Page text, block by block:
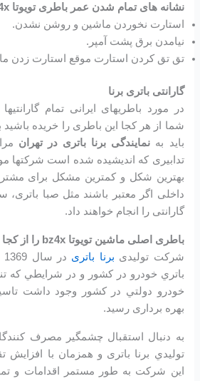
نشانه های تمام شدن عمر باطری تویوتا bz4x
استارت نخوردن ماشین و روشن نشدن.
نیامدن برق پشت آمپر.
تق تق کردن استارت موقع استارت زدن
گارانتی باتری برنا
در مورد باطریهای ایرانی تمام
شما از هر کجا این باطری را خریده باشید
باید به نمایندگی برنا باتری در تهران
تدابیری که اندیشیده شده است شرکتها
بهترین شکل و کمترین مشکل برای
داخلی اگر معتبر باشند مثل صبا باتری،
گارانتی را انجام خواهند داد.
باطری اصلی ماشین تویوتا bz4x را از کجا بخریم؟
شرکت تولیدی برنا باتری
باتري خودرو در كشور و در شرايطي كه
بهره برداری رسید.
به دنبال استقبال چشمگير مصرف
توليدي برنا باتری و همزمان با افزايش
اين شرکت به طور مستمر اقدامات و